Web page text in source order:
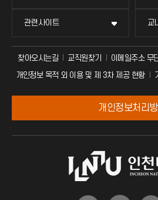
관련사이트 교
찾아오시는길 교직원찾기 이메일주소 무
개인정보 목적 외 이용 및 제 3차 제공 현황
개인정보처리